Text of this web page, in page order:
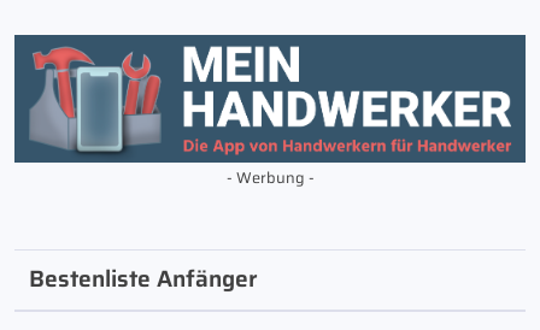
- Werbung -
Bestenliste Anfänger